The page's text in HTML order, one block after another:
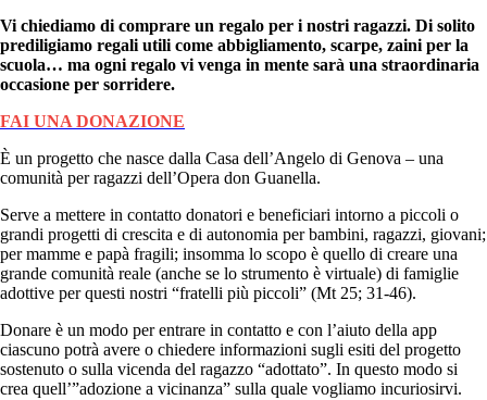
Vi chiediamo di comprare un regalo per i nostri ragazzi. Di solito
prediligiamo regali utili come abbigliamento, scarpe, zaini per la
scuola… ma ogni regalo vi venga in mente sarà una straordinaria
occasione per sorridere.
FAI UNA DONAZIONE
È un progetto che nasce dalla Casa dell’Angelo di Genova – una
comunità per ragazzi dell’Opera don Guanella.
Serve a mettere in contatto donatori e beneficiari intorno a piccoli o
grandi progetti di crescita e di autonomia per bambini, ragazzi, giovani;
per mamme e papà fragili; insomma lo scopo è quello di creare una
grande comunità reale (anche se lo strumento è virtuale) di famiglie
adottive per questi nostri “fratelli più piccoli” (Mt 25; 31-46).
Donare è un modo per entrare in contatto e con l’aiuto della app
ciascuno potrà avere o chiedere informazioni sugli esiti del progetto
sostenuto o sulla vicenda del ragazzo “adottato”. In questo modo si
crea quell’”adozione a vicinanza” sulla quale vogliamo incuriosirvi.